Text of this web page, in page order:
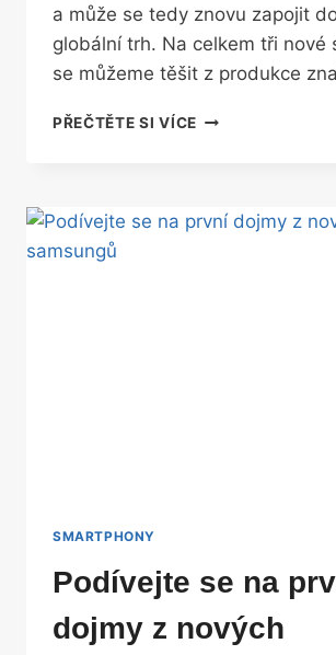
a může se tedy znovu zapojit
globální trh. Na celkem tři nové
se můžeme těšit z produkce
PŘEČTĚTE SI VÍCEHONOR
SCÉNU.
A
SMARTPHONY
Podívejte se na
dojmy z nových